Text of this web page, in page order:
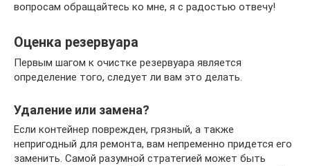
вопросам обращайтесь ко мне, я с радостью отвечу!
Оценка резервуара
Первым шагом к очистке резервуара является
определение того, следует ли вам это делать.
Удаление или замена?
Если контейнер поврежден, грязный, а также
непригодный для ремонта, вам непременно придется его
заменить. Самой разумной стратегией может быть